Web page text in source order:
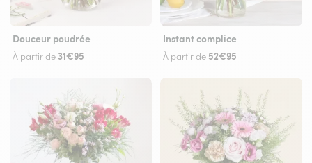
Douceur poudrée
À partir de 31€95
Instant complice
À partir de 52€95